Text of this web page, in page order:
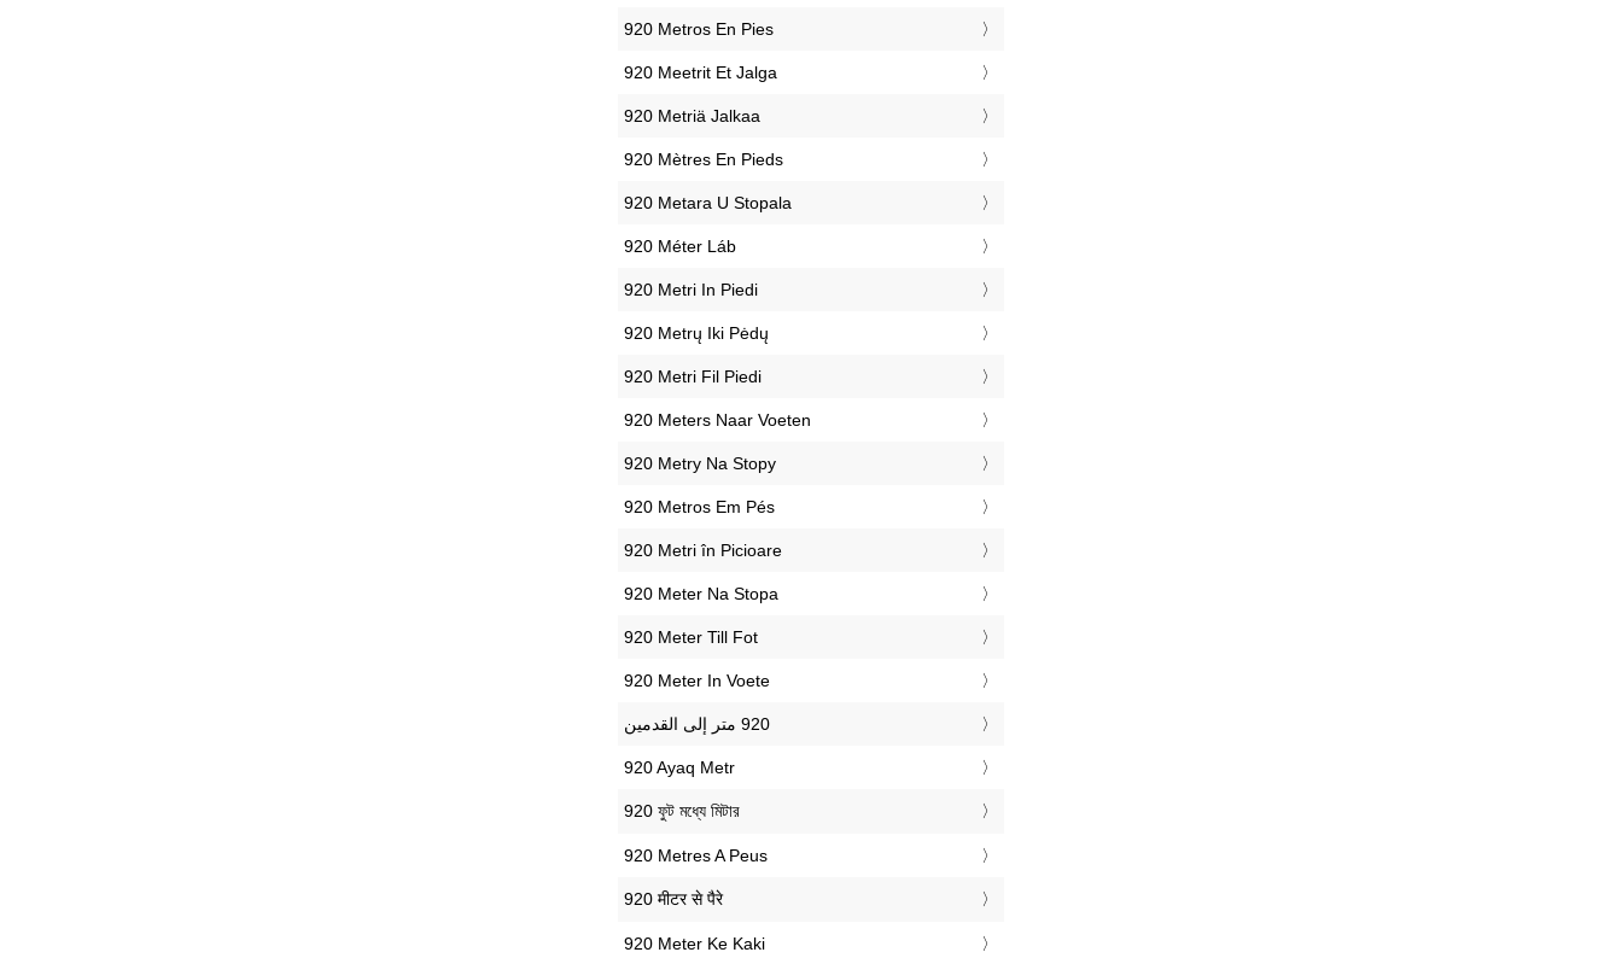
‎920 Metros En Pies
‎920 Meetrit Et Jalga
‎920 Metriä Jalkaa
‎920 Mètres En Pieds
‎920 Metara U Stopala
‎920 Méter Láb
‎920 Metri In Piedi
‎920 Metrų Iki Pėdų
‎920 Metri Fil Piedi
‎920 Meters Naar Voeten
‎920 Metry Na Stopy
‎920 Metros Em Pés
‎920 Metri în Picioare
‎920 Meter Na Stopa
‎920 Meter Till Fot
‎920 Meter In Voete
‎920 Ayaq Metr
‎920 ফুট মধ্যে মিটার
‎920 Metres A Peus
‎920 मीटर से पैरे
‎920 Meter Ke Kaki